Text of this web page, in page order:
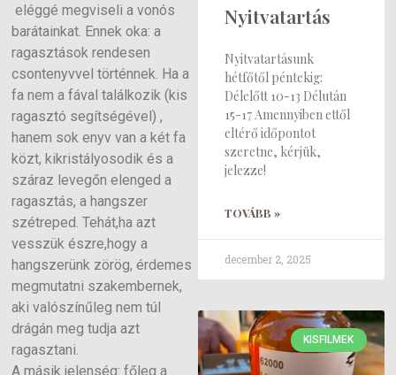
eléggé megviseli a vonós
barátainkat. Ennek oka: a
ragasztások rendesen
csontenyvvel történnek. Ha a
fa nem a fával találkozik (kis
ragasztó segítségével) ,
hanem sok enyv van a két fa
közt, kikristályosodik és a
száraz levegőn elenged a
ragasztás, a hangszer
szétreped. Tehát,ha azt
vesszük észre,hogy a
hangszerünk zörög, érdemes
megmutatni szakembernek,
aki valószínűleg nem túl
drágán meg tudja azt
ragasztani.
A másik jelenség: főleg a
Nyitvatartás
Nyitvatartásunk
hétfőtől péntekig:
Délelőtt 10-13 Délután
15-17 Amennyiben ettől
eltérő időpontot
szeretne, kérjük,
jelezze!
TOVÁBB »
december 2, 2025
KISFILMEK